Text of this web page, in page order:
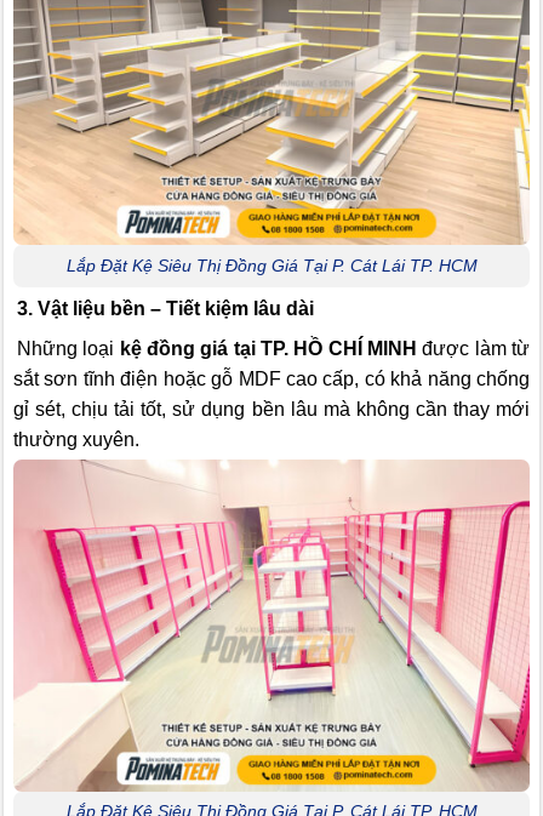
Lắp Đặt Kệ Siêu Thị Đồng Giá Tại P. Cát Lái TP. HCM
3. Vật liệu bền – Tiết kiệm lâu dài
Những loại kệ đồng giá tại TP. HỒ CHÍ MINH được làm từ
sắt sơn tĩnh điện hoặc gỗ MDF cao cấp, có khả năng chống
gỉ sét, chịu tải tốt, sử dụng bền lâu mà không cần thay mới
thường xuyên.
Lắp Đặt Kệ Siêu Thị Đồng Giá Tại P. Cát Lái TP. HCM